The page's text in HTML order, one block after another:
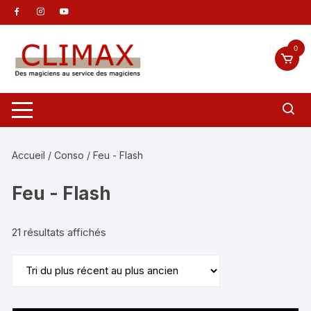
Aller
au
contenu
0
Accueil /Conso / Feu - Flash
Feu - Flash
21 résultats affichés
plus